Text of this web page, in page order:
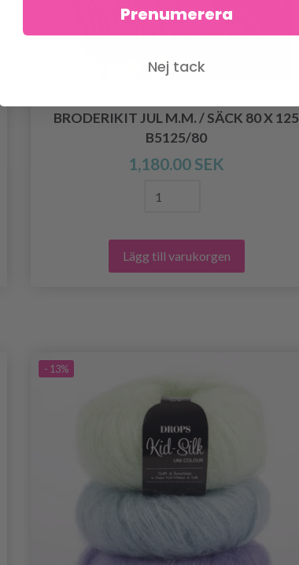
BRODERIKIT JUL M.M. / SÄCK 80 X 125
B5125/80
1,180.00 SEK
Lägg till varukorgen
- 13%
Prenumerera
Nej tack